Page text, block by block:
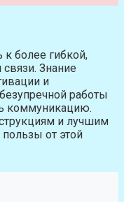
к более гибкой,
Знание
и
работы
коммуникацию.
и лучшим
от этой